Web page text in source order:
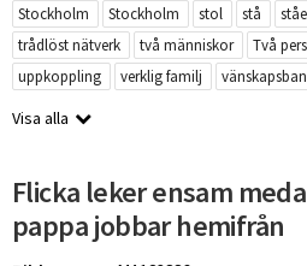
Stockholm
Stockholm stol stå
trådlöst nätverk
två människor Två
uppkoppling
verklig familj
Visa alla
Flicka leker ensam
pappa jobbar hemifrån